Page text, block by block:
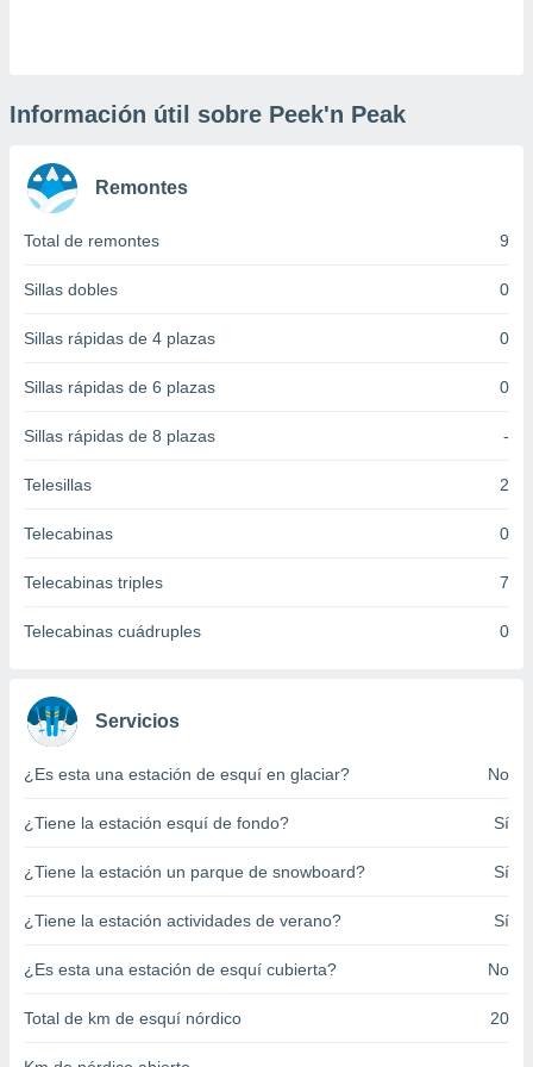
únicos
similares
como
de
en
a lo que
su
en
en
de
o acceder
perfiles
Información útil sobre Peek'n Peak
Remontes
Total de remontes 9
Sillas dobles 0
Sillas rápidas de 4 plazas 0
Sillas rápidas de 6 plazas 0
Sillas rápidas de 8 plazas -
Telesillas 2
Telecabinas 0
Telecabinas triples 7
Telecabinas cuádruples 0
Servicios
¿Es esta una estación de esquí en glaciar? No
¿Tiene la estación esquí de fondo? Sí
¿Tiene la estación un parque de snowboard? Sí
¿Tiene la estación actividades de verano? Sí
¿Es esta una estación de esquí cubierta? No
Total de km de esquí nórdico 20